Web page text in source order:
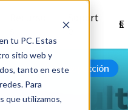
tu PC. Estas
sitio web y
tanto en este
Para
que utilizamos,
Soport
e
Es
Prospección